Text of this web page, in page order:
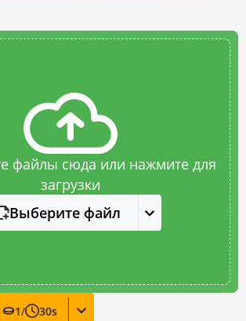
файлы сюда или нажмите для
загрузки
Выберите файл
1/ 30s